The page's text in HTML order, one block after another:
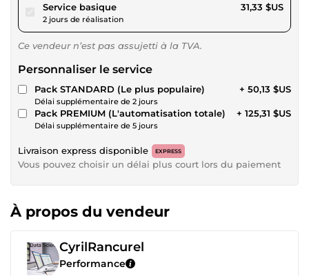
Service basiquepour 28,87 $US
2 jours de réalisation
31,33 $US
Ce vendeur n’est pas assujetti à la TVA.
Personnaliser le service
Pack STANDARD (Le plus populaire)
Délai supplémentaire de 2 jours
+ 50,13 $US
Pack PREMIUM (L'automatisation totale)
Délai supplémentaire de 5 jours
+ 125,31 $US
Livraison express disponible EXPRESS
Vous pouvez choisir un délai plus court lors du paiement
À propos du vendeur
CyrilRancurel
Performance